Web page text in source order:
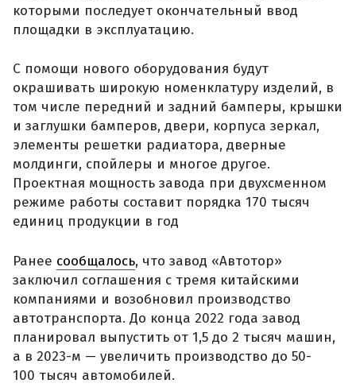
которыми последует окончательный ввод
площадки в эксплуатацию.
С помощи нового оборудования будут
окрашивать широкую номенклатуру изделий, в
том числе передний и задний бамперы, крышки
и заглушки бамперов, двери, корпуса зеркал,
элементы решетки радиатора, дверные
молдинги, спойлеры и многое другое.
Проектная мощность завода при двухсменном
режиме работы составит порядка 170 тысяч
единиц продукции в год
Ранее сообщалось, что завод «Автотор»
заключил соглашения с тремя китайскими
компаниями и возобновил производство
автотранспорта. До конца 2022 года завод
планировал выпустить от 1,5 до 2 тысяч машин,
а в 2023-м — увеличить производство до 50-
100 тысяч автомобилей.